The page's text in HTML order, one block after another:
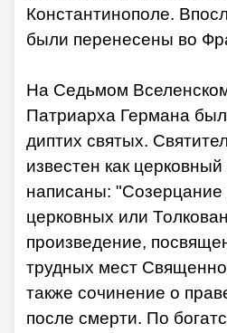
Константинополе.
были перенесены во
На Седьмом
Патриарха Германа
диптих святых.
известен как
написаны: "Созерцание
церковных или
произведение,
трудных мест
также сочинение о
после смерти. По